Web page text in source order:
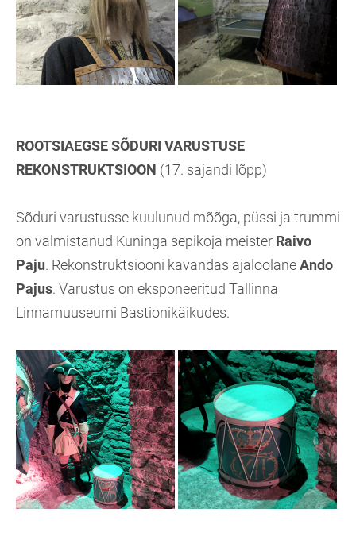
ROOTSIAEGSE SÕDURI VARUSTUSE
REKONSTRUKTSIOON (17. sajandi lõpp)
Sõduri varustusse kuulunud mõõga, püssi ja trummi
on valmistanud Kuninga sepikoja meister Raivo
Paju. Rekonstruktsiooni kavandas ajaloolaneAndo
Pajus. Varustus on eksponeeritud Tallinna
Linnamuuseumi Bastionikäikudes.